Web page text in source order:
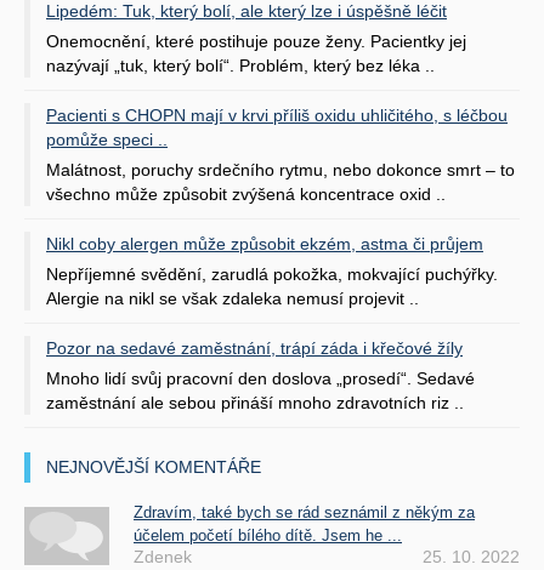
Lipedém: Tuk, který bolí, ale který lze i úspěšně léčit
Onemocnění, které postihuje pouze ženy. Pacientky jej
nazývají „tuk, který bolí“. Problém, který bez léka ..
Pacienti s CHOPN mají v krvi příliš oxidu uhličitého, s léčbou
pomůže speci ..
Malátnost, poruchy srdečního rytmu, nebo dokonce smrt – to
všechno může způsobit zvýšená koncentrace oxid ..
Nikl coby alergen může způsobit ekzém, astma či průjem
Nepříjemné svědění, zarudlá pokožka, mokvající puchýřky.
Alergie na nikl se však zdaleka nemusí projevit ..
Pozor na sedavé zaměstnání, trápí záda i křečové žíly
Mnoho lidí svůj pracovní den doslova „prosedí“. Sedavé
zaměstnání ale sebou přináší mnoho zdravotních riz ..
NEJNOVĚJŠÍ KOMENTÁŘE
Zdravím, také bych se rád seznámil z někým za
účelem početí bílého dítě. Jsem he ...
Zdenek 25. 10. 2022